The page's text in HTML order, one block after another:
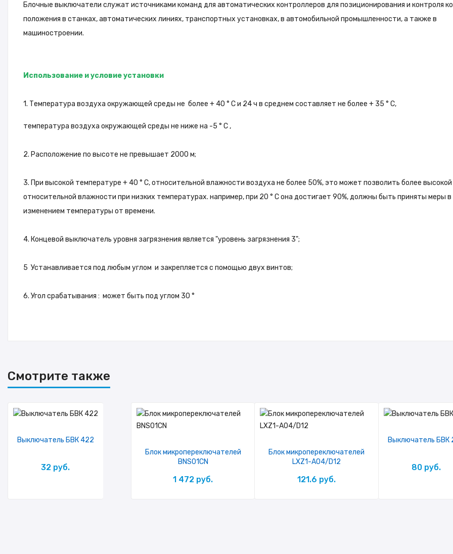
Блочные выключатели служат источниками команд для автоматических контроллеров для позиционирования и контроля
положения в станках, автоматических линиях, транспортных установках, в автомобильной промышленности, а также в
машиностроении.
Использование и условие установки
1. Температура воздуха окружающей среды не более + 40 ° C и 24 ч в среднем составляет не более + 35 ° C,
температура воздуха окружающей среды не ниже на -5 ° С ,
2. Расположение по высоте не превышает 2000 м;
3. При высокой температуре + 40 ° C, относительной влажности воздуха не более 50%, это может позволить более высокой
относительной влажности при низких температурах. например, при 20 ° С она достигает 90%, должны быть приняты меры в
изменением температуры от времени.
4. Концевой выключатель уровня загрязнения является "уровень загрязнения 3";
5 Устанавливается под любым углом и закрепляется с помощью двух винтов;
6. Угол срабатывания : может быть под углом 30 °
Смотрите также
Выключатель БВК 422
32 руб.
Блок микропереключателей
BNS01CN
1 472 руб.
Блок микропереключателей
LXZ1-A04/D12
121.6 руб.
Выключатель БВК
80 руб.